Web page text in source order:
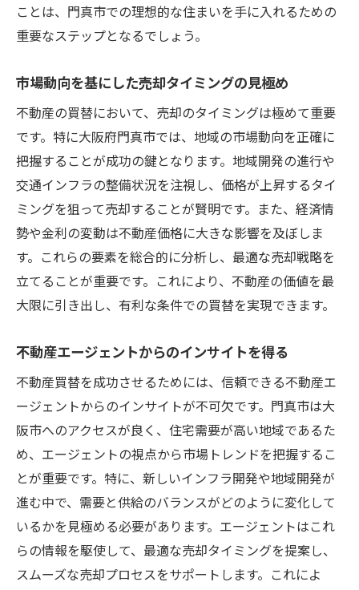
ことは、門真市での理想的な住まいを手に入れるための
重要なステップとなるでしょう。
市場動向を基にした売却タイミングの見極め
不動産の買替において、売却のタイミングは極めて重要
です。特に大阪府門真市では、地域の市場動向を正確に
把握することが成功の鍵となります。地域開発の進行や
交通インフラの整備状況を注視し、価格が上昇するタイ
ミングを狙って売却することが賢明です。また、経済情
勢や金利の変動は不動産価格に大きな影響を及ぼしま
す。これらの要素を総合的に分析し、最適な売却戦略を
立てることが重要です。これにより、不動産の価値を最
大限に引き出し、有利な条件での買替を実現できます。
不動産エージェントからのインサイトを得る
不動産買替を成功させるためには、信頼できる不動産エ
ージェントからのインサイトが不可欠です。門真市は大
阪市へのアクセスが良く、住宅需要が高い地域であるた
め、エージェントの視点から市場トレンドを把握するこ
とが重要です。特に、新しいインフラ開発や地域開発が
進む中で、需要と供給のバランスがどのように変化して
いるかを見極める必要があります。エージェントはこれ
らの情報を駆使して、最適な売却タイミングを提案し、
スムーズな売却プロセスをサポートします。これによ